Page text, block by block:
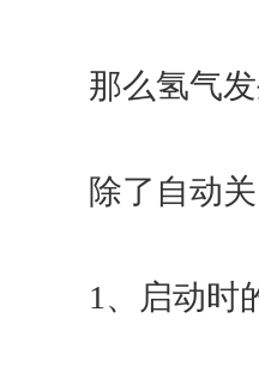
那么氢气发
除了自动关
1、启动时的